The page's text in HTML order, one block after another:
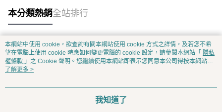
本分類熱銷全站排行
熱門標籤
本網站中使用 cookie，欲查詢有關本網站使用 cookie 方式之詳情，及若您不希
望在電腦上使用 cookie 時應如何變更電腦的 cookie 設定，請參閱本網站「 隱私
權條款 」之 Cookie 聲明。您繼續使用本網站即表示您同意本公司得按本網站使
用條款之 Cookie 聲明使用 cookie。
了解更多 >
我知道了